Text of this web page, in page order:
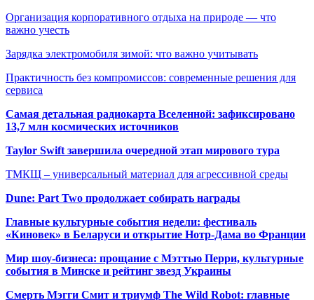
Организация корпоративного отдыха на природе — что
важно учесть
Зарядка электромобиля зимой: что важно учитывать
Практичность без компромиссов: современные решения для
сервиса
Самая детальная радиокарта Вселенной: зафиксировано
13,7 млн космических источников
Taylor Swift завершила очередной этап мирового тура
ТМКЩ – универсальный материал для агрессивной среды
Dune: Part Two продолжает собирать награды
Главные культурные события недели: фестиваль
«Киновек» в Беларуси и открытие Нотр-Дама во Франции
Мир шоу-бизнеса: прощание с Мэттью Перри, культурные
события в Минске и рейтинг звезд Украины
Смерть Мэгги Смит и триумф The Wild Robot: главные